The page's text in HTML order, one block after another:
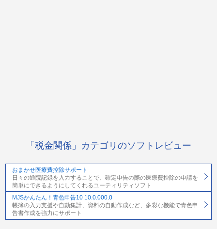
「税金関係」カテゴリのソフトレビュー
おまかせ医療費控除サポート
日々の通院記録を入力することで、確定申告の際の医療費控除の申請を
簡単にできるようにしてくれるユーティリティソフト
MJSかんたん！青色申告10 10.0.000.0
帳簿の入力支援や自動集計、資料の自動作成など、多彩な機能で青色申
告書作成を強力にサポート